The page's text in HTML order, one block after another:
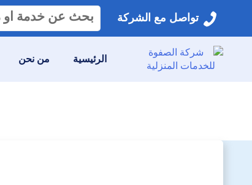
تواصل مع الشركة
البحث
عن:
الرئيسية من نحن